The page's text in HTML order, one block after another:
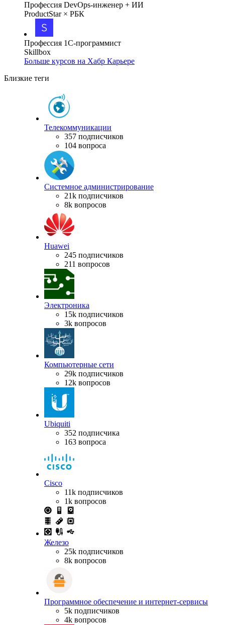
Профессия DevOps-инженер + ИИ
ProductStar × РБК
Профессия 1С-программист
Skillbox
Больше курсов на Хабр Карьере
Близкие теги
Телекоммуникации
357 подписчиков
104 вопроса
Системное администрирование
21k подписчиков
8k вопросов
Huawei
245 подписчиков
211 вопросов
Электроника
15k подписчиков
3k вопросов
Компьютерные сети
29k подписчиков
12k вопросов
Ubiquiti
352 подписчика
163 вопроса
Cisco
11k подписчиков
1k вопросов
Железо
25k подписчиков
8k вопросов
Программное обеспечение и интернет-сервисы
5k подписчиков
4k вопросов